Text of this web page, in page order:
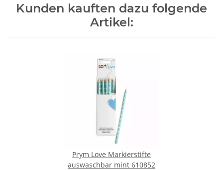
Kunden kauften dazu folgende
Artikel:
Prym Love Markierstifte
auswaschbar mint 610852